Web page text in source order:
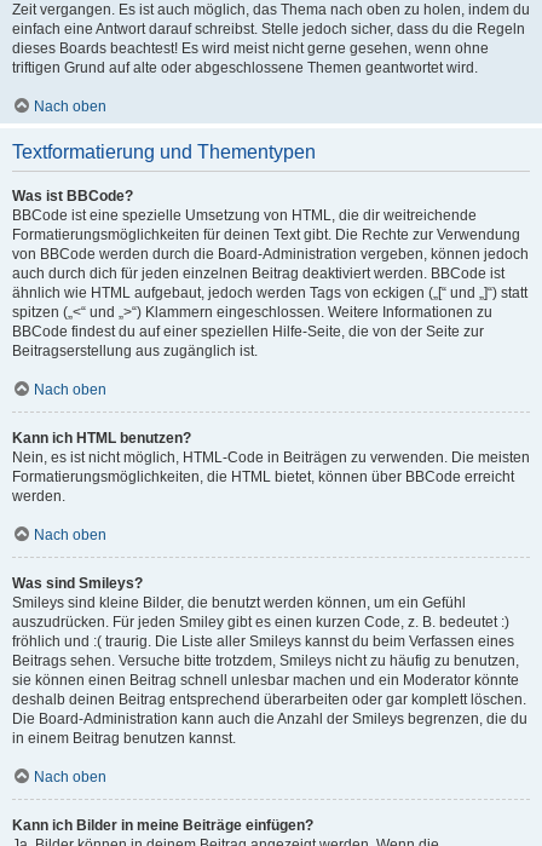
Zeit vergangen. Es ist auch möglich, das Thema nach oben zu holen, indem du
einfach eine Antwort darauf schreibst. Stelle jedoch sicher, dass du die Regeln
dieses Boards beachtest! Es wird meist nicht gerne gesehen, wenn ohne
triftigen Grund auf alte oder abgeschlossene Themen geantwortet wird.
Nach oben
Textformatierung und Thementypen
Was ist BBCode?
BBCode ist eine spezielle Umsetzung von HTML, die dir weitreichende
Formatierungsmöglichkeiten für deinen Text gibt. Die Rechte zur Verwendung
von BBCode werden durch die Board-Administration vergeben, können jedoch
auch durch dich für jeden einzelnen Beitrag deaktiviert werden. BBCode ist
ähnlich wie HTML aufgebaut, jedoch werden Tags von eckigen („[“ und „]“) statt
spitzen („<“ und „>“) Klammern eingeschlossen. Weitere Informationen zu
BBCode findest du auf einer speziellen Hilfe-Seite, die von der Seite zur
Beitragserstellung aus zugänglich ist.
Nach oben
Kann ich HTML benutzen?
Nein, es ist nicht möglich, HTML-Code in Beiträgen zu verwenden. Die meisten
Formatierungsmöglichkeiten, die HTML bietet, können über BBCode erreicht
werden.
Nach oben
Was sind Smileys?
Smileys sind kleine Bilder, die benutzt werden können, um ein Gefühl
auszudrücken. Für jeden Smiley gibt es einen kurzen Code, z. B. bedeutet :)
fröhlich und :( traurig. Die Liste aller Smileys kannst du beim Verfassen eines
Beitrags sehen. Versuche bitte trotzdem, Smileys nicht zu häufig zu benutzen,
sie können einen Beitrag schnell unlesbar machen und ein Moderator könnte
deshalb deinen Beitrag entsprechend überarbeiten oder gar komplett löschen.
Die Board-Administration kann auch die Anzahl der Smileys begrenzen, die du
in einem Beitrag benutzen kannst.
Nach oben
Kann ich Bilder in meine Beiträge einfügen?